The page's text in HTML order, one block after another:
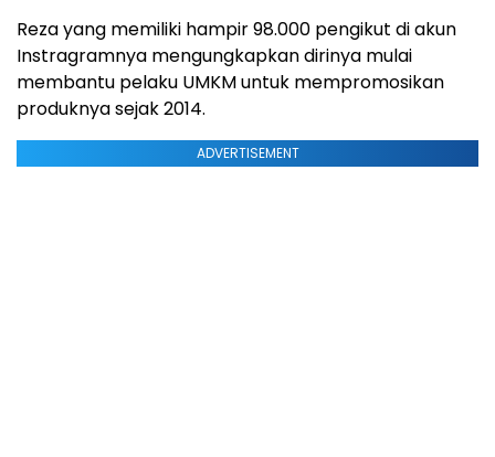
Reza yang memiliki hampir 98.000 pengikut di akun
Instragramnya mengungkapkan dirinya mulai
membantu pelaku UMKM untuk mempromosikan
produknya sejak 2014.
ADVERTISEMENT